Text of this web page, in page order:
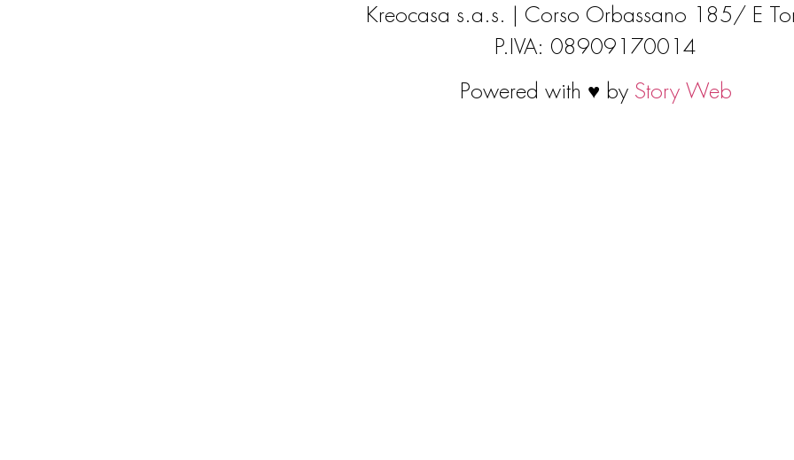
Kreocasa s.a.s. | Corso Orbassano 185/ E
P.IVA: 08909170014
Powered with ♥ by Story Web